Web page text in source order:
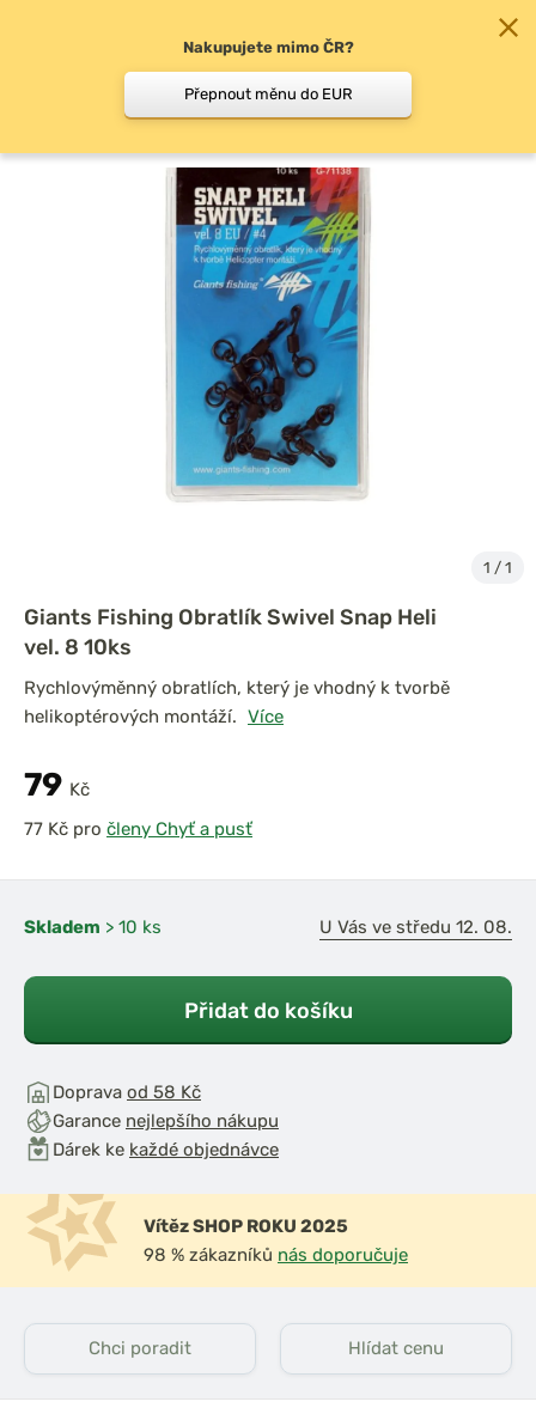
Rychloobratlíky
1 / 1
Giants Fishing Obratlík Swivel Snap Heli
vel. 8 10ks
Rychlovýměnný obratlích, který je vhodný k tvorbě
helikoptérových montáží. Více
79 Kč
pro členy Chyť a pusť
Skladem > 10 ks U Vás ve středu 12. 08.
Přidat do košíku
Doprava od 58 Kč
Garance nejlepšího nákupu
Dárek ke každé objednávce
Vítěz SHOP ROKU 2025
98 % zákazníků nás doporučuje
Chci poradit Hlídat cenu
Nakupujete mimo ČR?
Přepnout měnu do EUR